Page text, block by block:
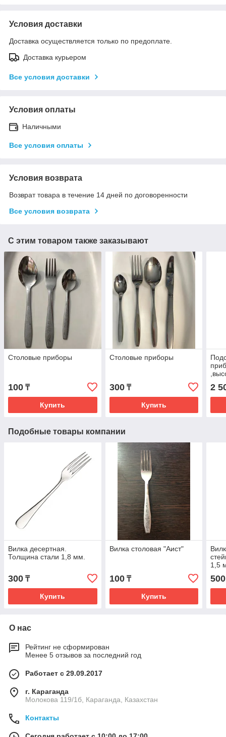
Условия доставки
Доставка осуществляется только по предоплате.
Доставка курьером
Все условия доставки
Условия оплаты
Наличными
Все условия оплаты
Условия возврата
Возврат товара в течение 14 дней по договоренности
Все условия возврата
С этим товаром также заказывают
Столовые приборы
100 ₸
Купить
Столовые приборы
300₸
Купить
2
Подобные товары компании
Вилка десертная.
Толщина стали 1,8 мм.
300 ₸
Купить
Вилка столовая "Аист"
100₸
Купить
1,5
500
О нас
Рейтинг не сформирован
Менее 5 отзывов за последний год
Работает с 29.09.2017
г. Караганда
Молокова 119/1б, Караганда, Казахстан
Контакты